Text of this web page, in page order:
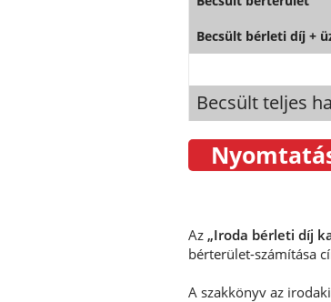
Becsült bérleti díj +
Becsült teljes
Az „Iroda bérleti díj
bérterület-számítása
A szakkönyv az